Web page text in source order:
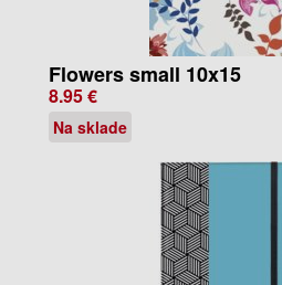
Flowers small 10x15
8.95 €
Na sklade